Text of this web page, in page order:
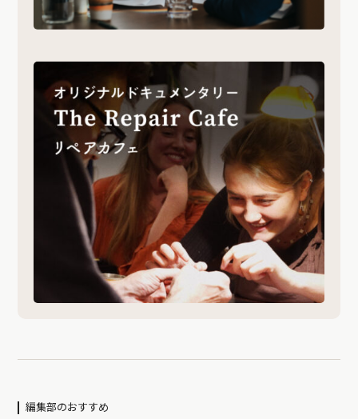
編集部のおすすめ